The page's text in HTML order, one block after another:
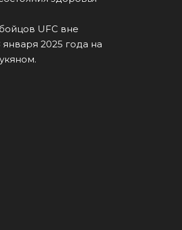
UFC вне
января 2025 года на